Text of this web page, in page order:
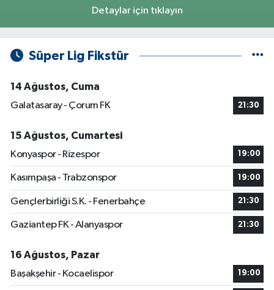
Detaylar için tıklayın
Süper Lig Fikstür
14 Ağustos, Cuma
Galatasaray - Çorum FK
21:30
15 Ağustos, Cumartesi
Konyaspor - Rizespor
19:00
Kasımpaşa - Trabzonspor 19:00
Gençlerbirliği S.K. - Fenerbahçe 21:30
Gaziantep FK - Alanyaspor 21:30
16 Ağustos, Pazar
Başakşehir - Kocaelispor
19:00